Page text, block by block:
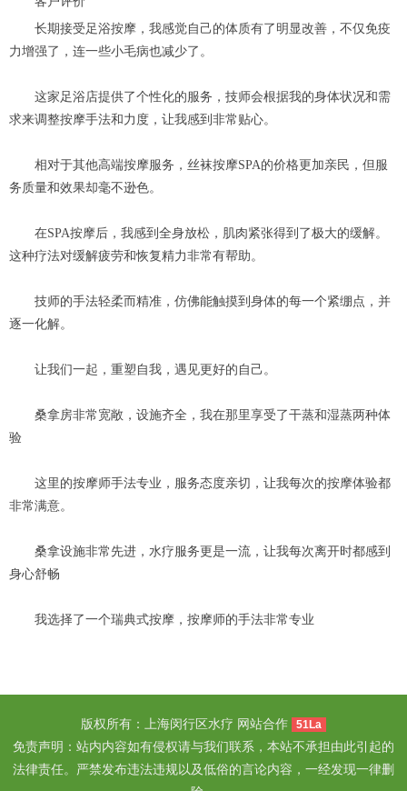
长期接受足浴按摩，我感觉自己的体质有了明显改善，不仅免疫
力增强了，连一些小毛病也减少了。
这家足浴店提供了个性化的服务，技师会根据我的身体状况和需
求来调整按摩手法和力度，让我感到非常贴心。
相对于其他高端按摩服务，丝袜按摩SPA的价格更加亲民，但服
务质量和效果却毫不逊色。
在SPA按摩后，我感到全身放松，肌肉紧张得到了极大的缓解。
这种疗法对缓解疲劳和恢复精力非常有帮助。
技师的手法轻柔而精准，仿佛能触摸到身体的每一个紧绷点，并
逐一化解。
让我们一起，重塑自我，遇见更好的自己。
桑拿房非常宽敞，设施齐全，我在那里享受了干蒸和湿蒸两种体
验
这里的按摩师手法专业，服务态度亲切，让我每次的按摩体验都
非常满意。
桑拿设施非常先进，水疗服务更是一流，让我每次离开时都感到
身心舒畅
我选择了一个瑞典式按摩，按摩师的手法非常专业
版权所有：上海闵行区水疗 网站合作 51La
免责声明：站内内容如有侵权请与我们联系，本站不承担由此引起的
法律责任。严禁发布违法违规以及低俗的言论内容，一经发现一律删